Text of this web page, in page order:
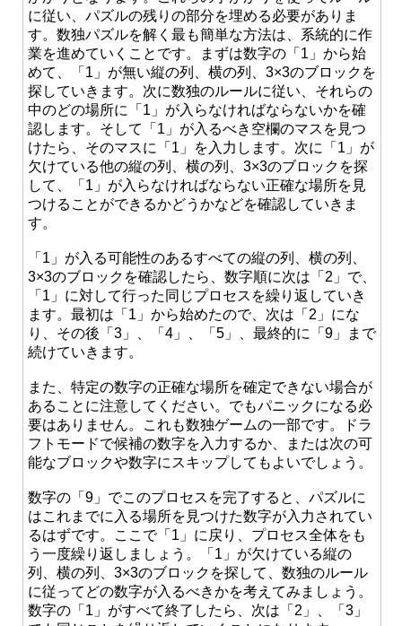
に従い、パズルの残りの部分を埋める必要がありま
す。数独パズルを解く最も簡単な方法は、系統的に作
業を進めていくことです。まずは数字の「1」から始
めて、「1」が無い縦の列、横の列、3×3のブロックを
探していきます。次に数独のルールに従い、それらの
中のどの場所に「1」が入らなければならないかを確
認します。そして「1」が入るべき空欄のマスを見つ
けたら、そのマスに「1」を入力します。次に「1」が
欠けている他の縦の列、横の列、3×3のブロックを探
して、「1」が入らなければならない正確な場所を見
つけることができるかどうかなどを確認していきま
す。
「1」が入る可能性のあるすべての縦の列、横の列、
3×3のブロックを確認したら、数字順に次は「2」で、
「1」に対して行った同じプロセスを繰り返していき
ます。最初は「1」から始めたので、次は「2」にな
り、その後「3」、「4」、「5」、最終的に「9」まで
続けていきます。
また、特定の数字の正確な場所を確定できない場合が
あることに注意してください。でもパニックになる必
要はありません。これも数独ゲームの一部です。ドラ
フトモードで候補の数字を入力するか、または次の可
能なブロックや数字にスキップしてもよいでしょう。
数字の「9」でこのプロセスを完了すると、パズルに
はこれまでに入る場所を見つけた数字が入力されてい
るはずです。ここで「1」に戻り、プロセス全体をも
う一度繰り返しましょう。「1」が欠けている縦の
列、横の列、3×3のブロックを探して、数独のルール
に従ってどの数字が入るべきかを考えてみましょう。
数字の「1」がすべて終了したら、次は「2」、「3」